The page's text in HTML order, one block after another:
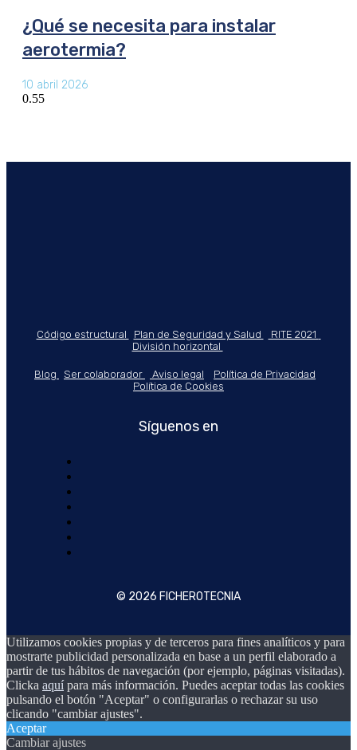
¿Qué se necesita para instalar
aerotermia?
10 abril 2026
Código estructural Plan de Seguridad y Salud
RITE 2021
División horizontal
Blog Ser colaborador Aviso legal
Política de Privacidad
Política de Cookies
Síguenos en
© 2026 FICHEROTECNIA
Utilizamos cookies propias y de terceros para fines analíticos y para
mostrarte publicidad personalizada en base a un perfil elaborado a
partir de tus hábitos de navegación (por ejemplo, páginas visitadas).
Clicka aquípara más información. Puedes aceptar todas las cookies
pulsando el botón "Aceptar" o configurarlas o rechazar su uso
clicando "cambiar ajustes".
Aceptar
Cambiar ajustes